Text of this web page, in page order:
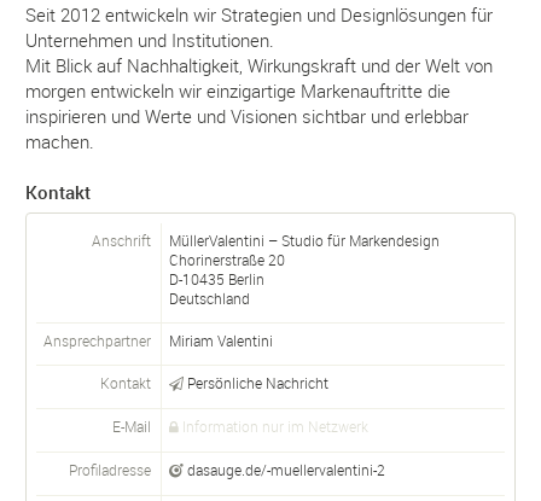
Seit 2012 entwickeln wir Strategien und Designlösungen für
Unternehmen und Institutionen.
Mit Blick auf Nachhaltigkeit, Wirkungskraft und der Welt von
morgen entwickeln wir einzigartige Markenauftritte die
inspirieren und Werte und Visionen sichtbar und erlebbar
machen.
Kontakt
Anschrift
MüllerValentini – Studio für Markendesign
Chorinerstraße 20
D-10435 Berlin
Deutschland
Ansprechpartner Miriam Valentini
Kontakt Persönliche Nachricht
E-Mail Information nur im Netzwerk
Profiladresse dasauge.de/-muellervalentini-2